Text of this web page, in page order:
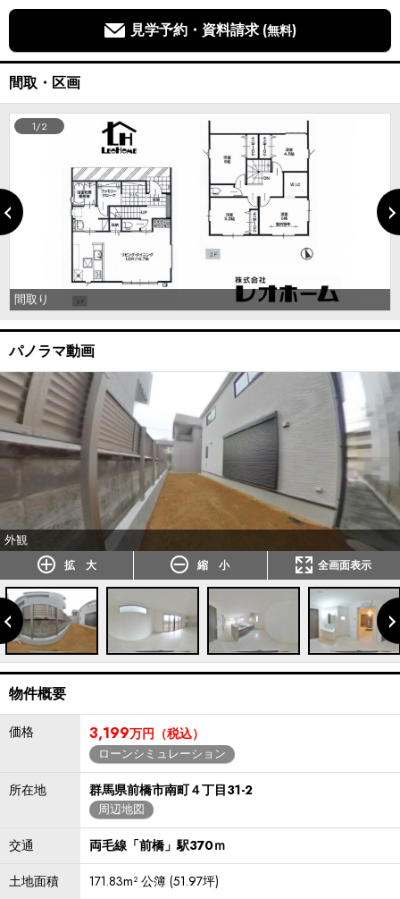
見学予約・資料請求 (無料)
間取・区画
間取り
1/2
パノラマ動画
外観
拡 大 縮 小 全画面表示
物件概要
価格 3,199万円（税込）
ローンシミュレーション
所在地 群馬県前橋市南町４丁目31-2
周辺地図
交通
両毛線「前橋」駅370ｍ
土地面積
171.83m² 公簿 (51.97坪)